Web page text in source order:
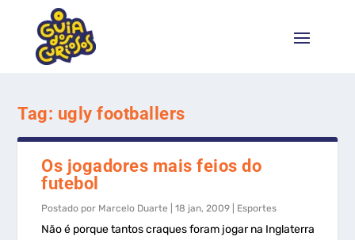
Tag: ugly footballers
Os jogadores mais feios do
futebol
Postado por Marcelo Duarte |18 jan, 2009 Esportes
Não é porque tantos craques foram jogar na Inglaterra